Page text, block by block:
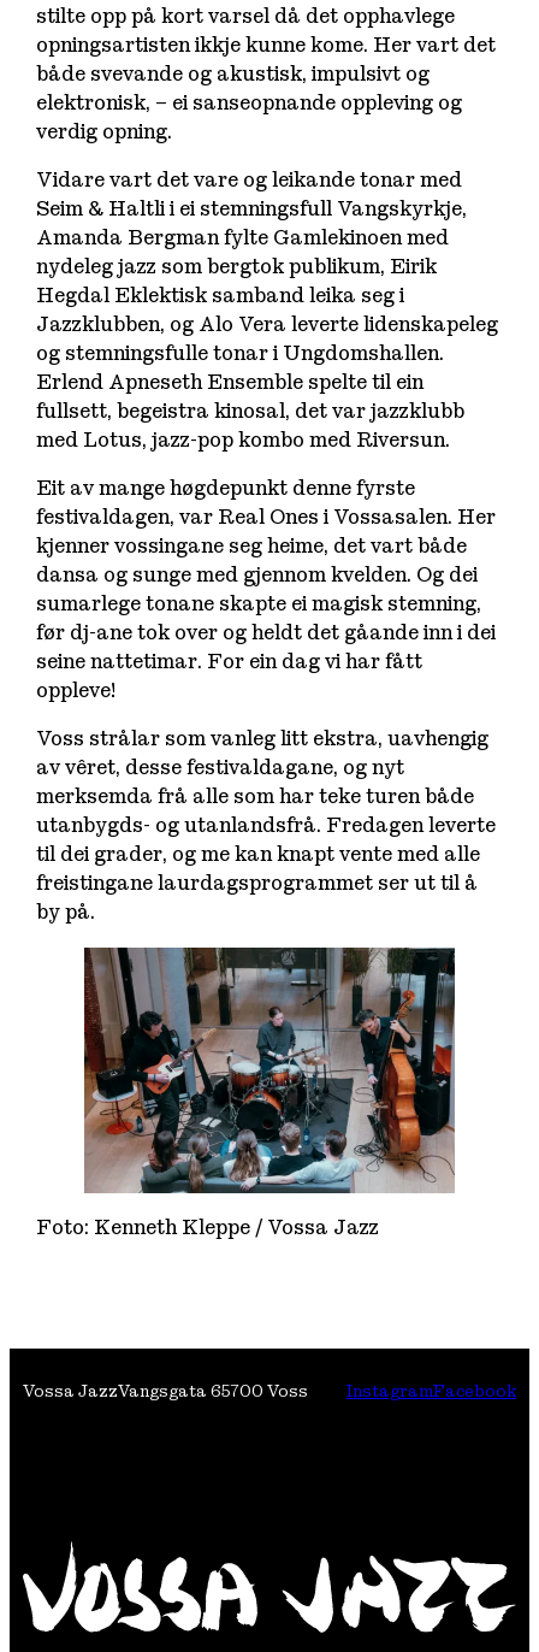
stilte opp på kort varsel då det opphavlege
opningsartisten ikkje kunne kome. Her vart det
både svevande og akustisk, impulsivt og
elektronisk, – ei sanseopnande oppleving og
verdig opning.
Vidare vart det vare og leikande tonar med
Seim & Haltli i ei stemningsfull Vangskyrkje,
Amanda Bergman fylte Gamlekinoen med
nydeleg jazz som bergtok publikum, Eirik
Hegdal Eklektisk samband leika seg i
Jazzklubben, og Alo Vera leverte lidenskapeleg
og stemningsfulle tonar i Ungdomshallen.
Erlend Apneseth Ensemble spelte til ein
fullsett, begeistra kinosal, det var jazzklubb
med Lotus, jazz-pop kombo med Riversun.
Eit av mange høgdepunkt denne fyrste
festivaldagen, var Real Ones i Vossasalen. Her
kjenner vossingane seg heime, det vart både
dansa og sunge med gjennom kvelden. Og dei
sumarlege tonane skapte ei magisk stemning,
før dj-ane tok over og heldt det gåande inn i dei
seine nattetimar. For ein dag vi har fått
oppleve!
Voss strålar som vanleg litt ekstra, uavhengig
av vêret, desse festivaldagane, og nyt
merksemda frå alle som har teke turen både
utanbygds- og utanlandsfrå. Fredagen leverte
til dei grader, og me kan knapt vente med alle
freistingane laurdagsprogrammet ser ut til å
by på.
Foto: Kenneth Kleppe / Vossa Jazz
Vossa JazzVangsgata 65700 Voss InstagramFacebook